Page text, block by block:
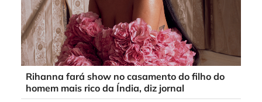
Rihanna fará show no casamento do filho do
homem mais rico da Índia, diz jornal